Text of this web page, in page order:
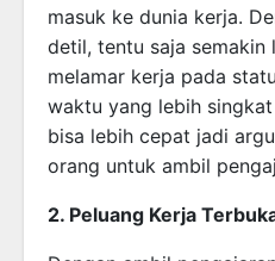
masuk ke dunia kerja.
detil, tentu saja semakin
melamar kerja pada
waktu yang lebih
bisa lebih cepat jadi
orang untuk ambil
2. Peluang Kerja